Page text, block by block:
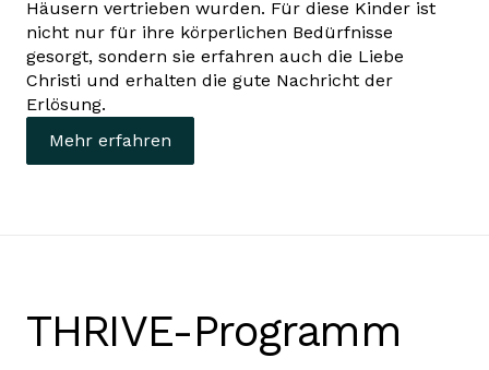
Häusern vertrieben wurden. Für diese Kinder ist
nicht nur für ihre körperlichen Bedürfnisse
gesorgt, sondern sie erfahren auch die Liebe
Christi und erhalten die gute Nachricht der
Erlösung.
Mehr erfahren
THRIVE-Programm